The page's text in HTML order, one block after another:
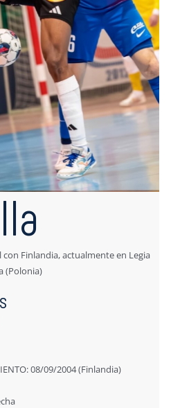
Finlandia, actualmente en Legia
(Polonia)
08/09/2004 (Finlandia)